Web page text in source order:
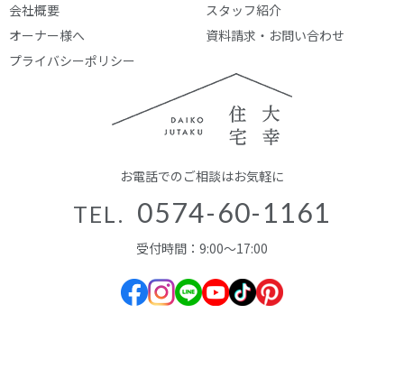
お電話でのご相談はお気軽に
TEL. 0574-60-1161
受付時間：9:00～17:00
会社概要
スタッフ紹介
オーナー様へ
資料請求・お問い合わせ
プライバシーポリシー